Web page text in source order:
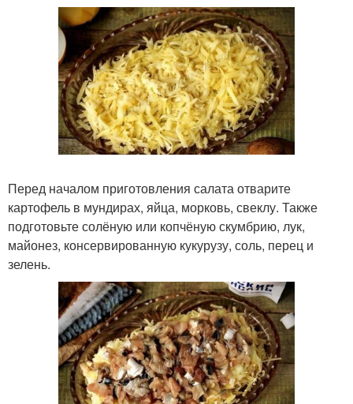
Перед началом приготовления салата отварите
картофель в мундирах, яйца, морковь, свеклу. Также
подготовьте солёную или копчёную скумбрию, лук,
майонез, консервированную кукурузу, соль, перец и
зелень.